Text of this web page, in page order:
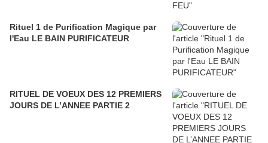
Rituel 1 de Purification Magique par
l'Eau LE BAIN PURIFICATEUR
RITUEL DE VOEUX DES 12 PREMIERS
JOURS DE L’ANNEE PARTIE 2